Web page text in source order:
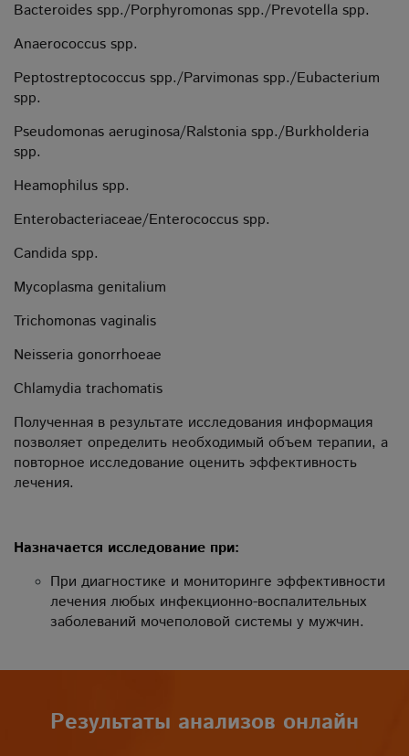
Bacteroides spp./Porphyromonas spp./Prevotella spp.
Anaerococcus spp.
Peptostreptococcus spp./Parvimonas spp./Eubacterium
spp.
Pseudomonas aeruginosa/Ralstonia spp./Burkholderia
spp.
Heamophilus spp.
Enterobacteriaceae/Enterococcus spp.
Candida spp.
Mycoplasma genitalium
Trichomonas vaginalis
Neisseria gonorrhoeae
Chlamydia trachomatis
Полученная в результате исследования информация
позволяет определить необходимый объем терапии, а
повторное исследование оценить эффективность
лечения.
Назначается исследование при:
При диагностике и мониторинге эффективности
лечения любых инфекционно-воспалительных
заболеваний мочеполовой системы у мужчин.
Результаты анализов онлайн